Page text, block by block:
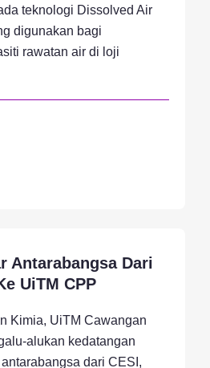
teknologi Dissolved Air
digunakan bagi
rawatan air di loji
Antarabangsa Dari
UiTM CPP
Kimia, UiTM Cawangan
alukan kedatangan
dari CESI,